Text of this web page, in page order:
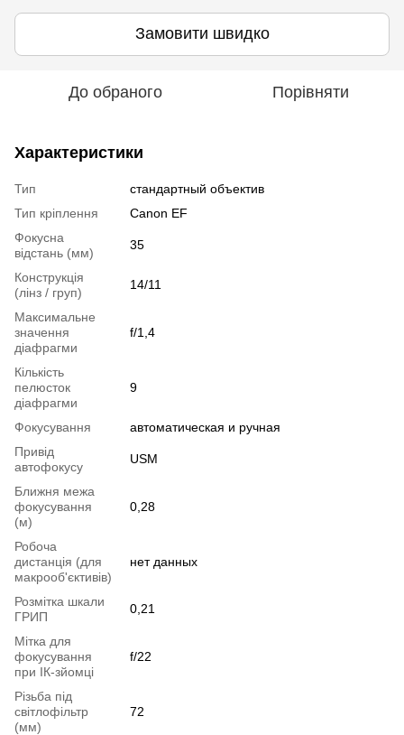
Замовити швидко
До обраного Порівняти
Характеристики
Тип
стандартный объектив
Тип кріплення
Canon EF
Фокусна
відстань (мм)
35
Конструкція
(лінз / груп)
14/11
Максимальне
значення
діафрагми
f/1,4
Кількість
пелюсток
діафрагми
9
Фокусування
автоматическая и ручная
Привід
автофокусу
USM
Ближня межа
фокусування
(м)
0,28
Робоча
дистанція (для
макрооб'єктивів)
нет данных
Розмітка шкали
ГРИП
0,21
Мітка для
фокусування
при ІК-зйомці
f/22
Різьба під
світлофільтр
(мм)
72